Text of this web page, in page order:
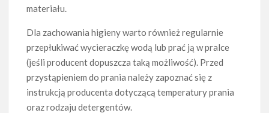
materiału.
Dla zachowania higieny warto również regularnie
przepłukiwać wycieraczkę wodą lub prać ją w pralce
(jeśli producent dopuszcza taką możliwość). Przed
przystąpieniem do prania należy zapoznać się z
instrukcją producenta dotyczącą temperatury prania
oraz rodzaju detergentów.